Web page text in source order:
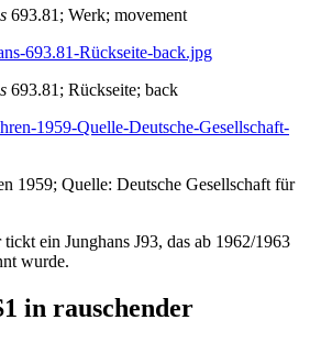
693.81; Werk; movement
693.81; Rückseite; back
1959; Quelle: Deutsche Gesellschaft für
ein Junghans J93, das ab 1962/1963
wurde.
in rauschender